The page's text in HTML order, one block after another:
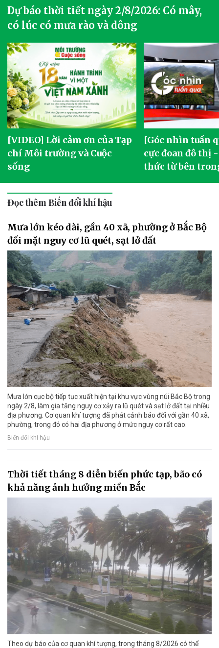
Dự báo thời tiết ngày 2/8/2026: Có mây,
có lúc có mưa rào và dông
[VIDEO] Lời cảm ơn của Tạp
chí Môi trường và Cuộc
sống
[Góc nhìn tuần
cực đoan đô thị
thức từ bên
Đọc thêm Biến đổi khí hậu
Mưa lớn kéo dài, gần 40 xã, phường ở Bắc Bộ
đối mặt nguy cơ lũ quét, sạt lở đất
Mưa lớn cục bộ tiếp tục xuất hiện tại khu vực vùng núi Bắc Bộ trong
ngày 2/8, làm gia tăng nguy cơ xảy ra lũ quét và sạt lở đất tại nhiều
địa phương. Cơ quan khí tượng đã phát cảnh báo đối với gần 40 xã,
phường, trong đó có hai địa phương ở mức nguy cơ rất cao.
Biến đổi khí hậu
Thời tiết tháng 8 diễn biến phức tạp, bão có
khả năng ảnh hưởng miền Bắc
Theo dự báo của cơ quan khí tượng, trong tháng 8/2026 có thể